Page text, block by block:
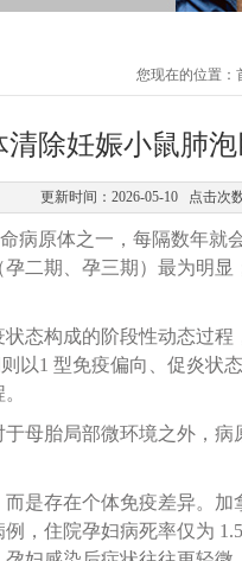
您现在的位置：
除妊娠小鼠肺
更新时间：2026-05-10 点击次
病原体之一，每隔数年就
二期、孕三期）最为明
态构成的阶段性动态过
以1 型免疫偏向、促炎状
母胎局部微环境之外，
是存在个体免疫差异。
，住院孕妇病死率仅为